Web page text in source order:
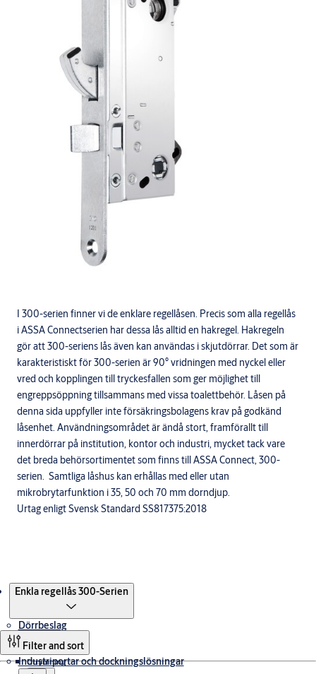
I 300-serien finner vi de enklare regellåsen. Precis som alla regellås
i ASSA Connectserien har dessa lås alltid en hakregel. Hakregeln
gör att 300-seriens lås även kan användas i skjutdörrar. Det som är
karakteristiskt för 300-serien är 90° vridningen med nyckel eller
vred och kopplingen till tryckesfallen som ger möjlighet till
engreppsöppning tillsammans med vissa toalettbehör. Låsen på
denna sida uppfyller inte försäkringsbolagens krav på godkänd
låsenhet. Användningsområdet är ändå stort, framförallt till
innerdörrar på institution, kontor och industri, mycket tack vare
det breda behörsortimentet som finns till ASSA Connect, 300-
serien. Samtliga låshus kan erhållas med eller utan
mikrobrytarfunktion i 35, 50 och 70 mm dorndjup.
Urtag enligt Svensk Standard SS817375:2018
Enkla regellås 300-Serien
Dörrbeslag
Utrymning
Industriportar och dockningslösningar
Filter and sort